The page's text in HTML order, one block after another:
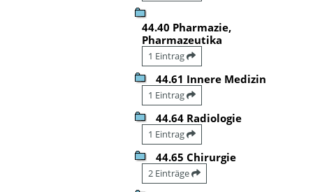
44.40 Pharmazie,
Pharmazeutika
1 Eintrag
44.61 Innere Medizin
1 Eintrag
44.64 Radiologie
1 Eintrag
44.65 Chirurgie
2 Einträge